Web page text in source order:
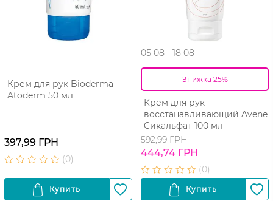
Крем для рук Bioderma
Atoderm 50 мл
397,99 ГРН
05 08 - 18 08
Знижка 25%
Крем для рук
восстанавливающий Avene
Сикальфат 100 мл
592,99 ГРН
444,74 ГРН